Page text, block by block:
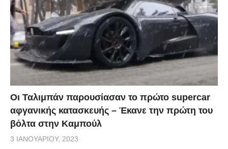
Οι Ταλιμπάν παρουσίασαν το πρώτο supercar
αφγανικής κατασκευής – Έκανε την πρώτη του
βόλτα στην Καμπούλ
3 ΙΑΝΟΥΑΡΊΟΥ, 2023